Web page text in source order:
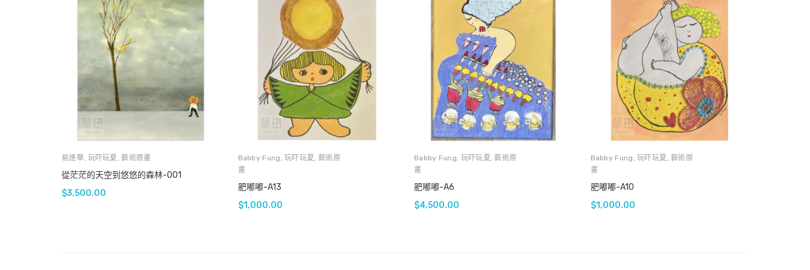
易達華, 玩吓玩夏 , 藝術原畫
從茫茫的天空到悠悠的森林-001
$3,500.00
Babby Fung ,玩吓玩夏 , 藝術原
畫
肥嘟嘟-A13
$1,000.00
Babby Fung, 玩吓玩夏 , 藝術原
畫
肥嘟嘟-A6
$4,500.00
Babby Fung ,玩吓玩夏 , 藝術原
畫
肥嘟嘟-A10
$1,000.00